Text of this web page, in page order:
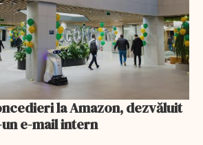
la Amazon, dezvăluit
e-mail intern